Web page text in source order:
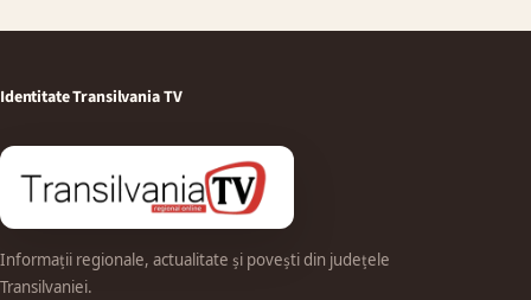
Identitate Transilvania TV
Informații regionale, actualitate și povești din județele
Transilvaniei.